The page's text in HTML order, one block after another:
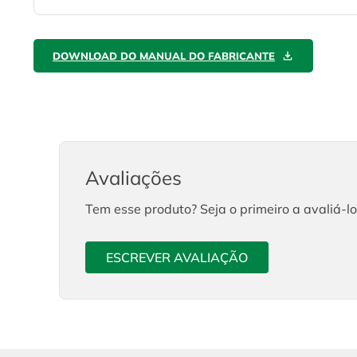
DOWNLOAD DO MANUAL DO FABRICANTE
Avaliações
Tem esse produto? Seja o primeiro a avaliá-
ESCREVER AVALIAÇÃO